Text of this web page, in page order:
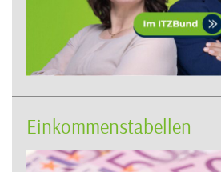
Einkommenstabellen